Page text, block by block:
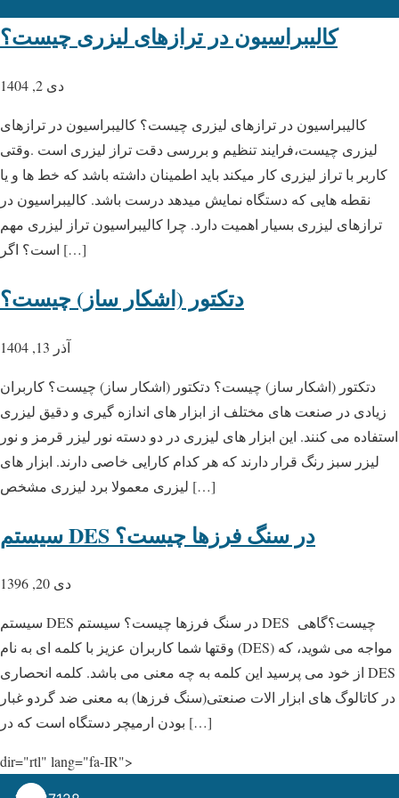
کالیبراسیون در ترازهای لیزری چیست؟
دی 2, 1404
کالیبراسیون در ترازهای لیزری چیست؟ کالیبراسیون در ترازهای
لیزری چیست،فرایند تنظیم و بررسی دقت تراز لیزری است .وقتی
کاربر با تراز لیزری کار میکند باید اطمینان داشته باشد که خط ها و یا
نقطه هایی که دستگاه نمایش میدهد درست باشد. کالیبراسیون در
ترازهای لیزری بسیار اهمیت دارد. چرا کالیبراسیون تراز لیزری مهم
است؟ اگر […]
دتکتور (اشکار ساز) چیست؟
آذر 13, 1404
دتکتور (اشکار ساز) چیست؟ دتکتور (اشکار ساز) چیست؟ کاربران
زیادی در صنعت های مختلف از ابزار های اندازه گیری و دقیق لیزری
استفاده می کنند. این ابزار های لیزری در دو دسته نور لیزر قرمز و نور
لیزر سبز رنگ قرار دارند که هر کدام کارایی خاصی دارند. ابزار های
لیزری معمولا برد لیزری مشخص […]
سیستم DES در سنگ فرزها چیست؟
دی 20, 1396
سیستم DES در سنگ فرزها چیست؟ سیستم DES چیست؟گاهی
وقتها شما کاربران عزیز با کلمه ای به نام (DES) مواجه می شوید، که
از خود می پرسید این کلمه به چه معنی می باشد. کلمه انحصاری DES
در کاتالوگ های ابزار الات صنعتی(سنگ فرزها) به معنی ضد گردو غبار
بودن ارمیچر دستگاه است که در […]
dir="rtl" lang="fa-IR">